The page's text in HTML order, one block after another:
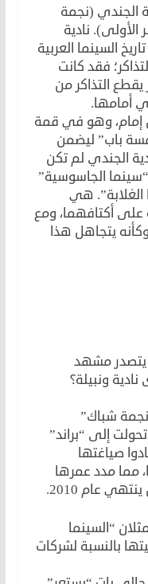
الجندي (نجمة
نادية
السينما العربية
فقد كانت
التذاكر من
أمامها.
إمام، وهو في قمة
باب” ليضمن
الجندي لم تكن
الجاسوسية”
الغلابة”. هي
على أكتافهما، ومع
وكأنه يتجاهل هذا
يتصدر مشهد
نادية ونبيلة؟
شباك”
إلى “براند”
صياغتها
مدد عمرها
عام 2010.
“السينما
بالنسبة لشركات